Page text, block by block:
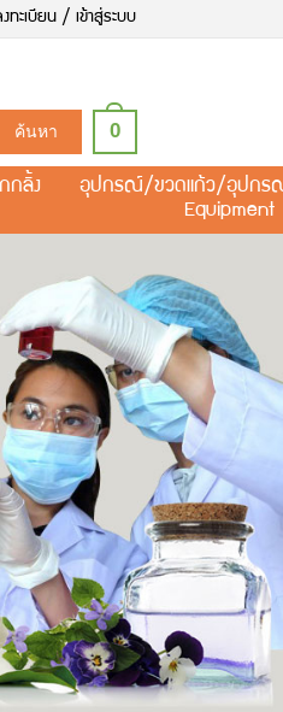
งทะเบียน / เข้าสู่ระบบ
ค้นหา 0
กลิ้ง
อุปกรณ์/ขวดแก้ว/อุปกร
Equipment